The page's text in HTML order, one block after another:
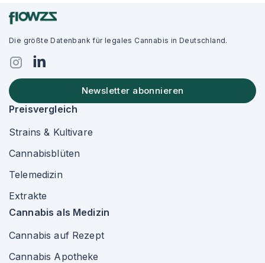
Die größte Datenbank für legales Cannabis in Deutschland.
Newsletter abonnieren
Preisvergleich
Strains & Kultivare
Cannabisblüten
Telemedizin
Extrakte
Cannabis als Medizin
Cannabis auf Rezept
Cannabis Apotheke